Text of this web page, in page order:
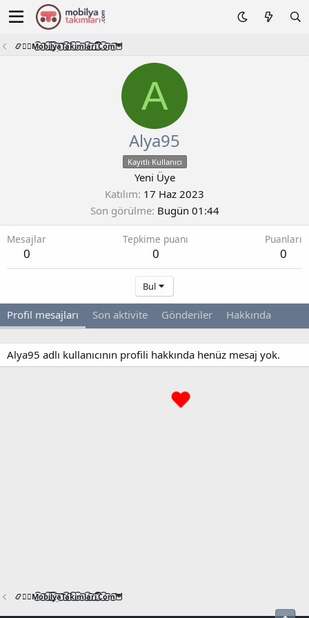
📿🧙‍♂️M͜͡o͜͡b͜͡i͜͡l͜͡y͜͡a͜͡T͜͡a͜͡k͜͡i͜͡m͜͡l͜͡a͜͡r͜͡i͜͡.͜͡C͜͡o͜͡m͜͡🦉
A
Alya95
Kayıtlı Kullanıcı
Yeni Üye
Katılım 17 Haz 2023
Son görülme Bugün 01:44
Mesajlar
0
Tepkime puanı
0
Puanları
0
Bul
Profil mesajları Son aktivite Gönderiler Hakkında
Alya95 adlı kullanıcının profili hakkında henüz mesaj yok.
📿🧙‍♂️M͜͡o͜͡b͜͡i͜͡l͜͡y͜͡a͜͡T͜͡a͜͡k͜͡i͜͡m͜͡l͜͡a͜͡r͜͡i͜͡.͜͡C͜͡o͜͡m͜͡🦉